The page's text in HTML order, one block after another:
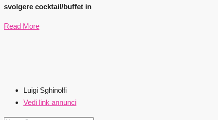
svolgere cocktail/buffet in
Read More
Luigi Sghinolfi
Vedi link annunci